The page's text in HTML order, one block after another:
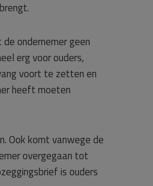
ondernemer geen
erg voor ouders,
voort te zetten en
heeft moeten
Ook komt vanwege de
overgegaan tot
is ouders